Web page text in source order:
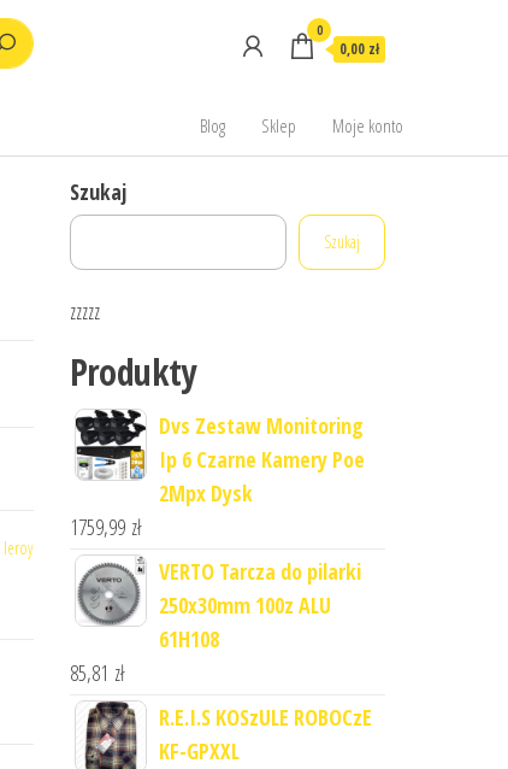
0
0,00 zł
Blog Sklep Moje konto
leroy
Szukaj
Szukaj
zzzzz
Produkty
Dvs Zestaw Monitoring
Ip 6 Czarne Kamery Poe
2Mpx Dysk
1759,99 zł
VERTO Tarcza do pilarki
250x30mm 100z ALU
61H108
85,81 zł
R.E.I.S KOSzULE ROBOCzE
KF-GPXXL